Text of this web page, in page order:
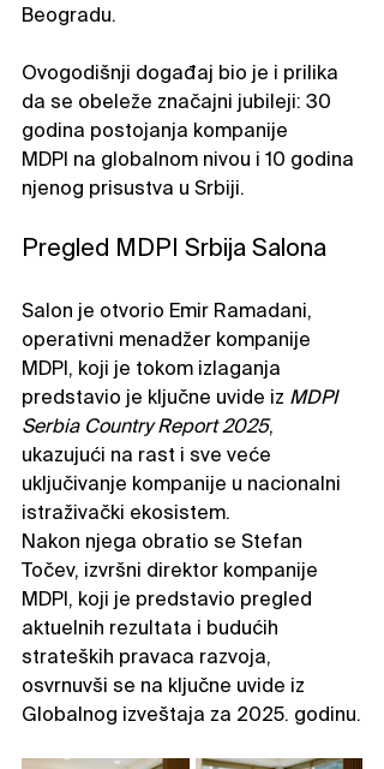
Beogradu.
Ovogodišnji događaj bio je i prilika
da se obeleže značajni jubileji: 30
godina postojanja kompanije
MDPI na globalnom nivou i 10 godina
njenog prisustva u Srbiji.
Pregled MDPI Srbija Salona
Salon je otvorio Emir Ramadani,
operativni menadžer kompanije
MDPI, koji je tokom izlaganja
predstavio je ključne uvide iz MDPI
Serbia Country Report 2025,
ukazujući na rast i sve veće
uključivanje kompanije u nacionalni
istraživački ekosistem.
Nakon njega obratio se Stefan
Točev, izvršni direktor kompanije
MDPI, koji je predstavio pregled
aktuelnih rezultata i budućih
strateških pravaca razvoja,
osvrnuvši se na ključne uvide iz
Globalnog izveštaja za 2025. godinu.